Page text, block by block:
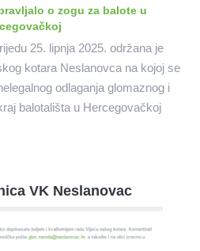
o zogu za balote u
25. lipnja 2025. održana je
kotara Neslanovca na kojoj se
odlaganja glomaznog i
balotališta u Hercegovačkoj
VK Neslanovac